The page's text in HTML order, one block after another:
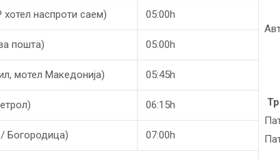
хотел наспроти саем) 05:00h
пошта) 05:00h
мотел Македонија) 05:45h
06:15h
Богородица) 07:00h